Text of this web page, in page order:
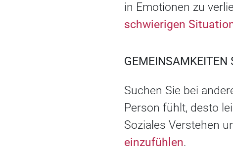
in Emotionen zu
schwierigen
GEMEINSAMKEITEN
Suchen Sie bei
Person fühlt, desto
Soziales Verstehen
einzufühlen.